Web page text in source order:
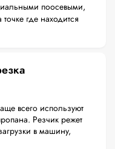
поосевыми,
где находится
всего используют
Резчик режет
в машину,